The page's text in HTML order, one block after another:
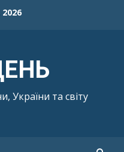
України та світу